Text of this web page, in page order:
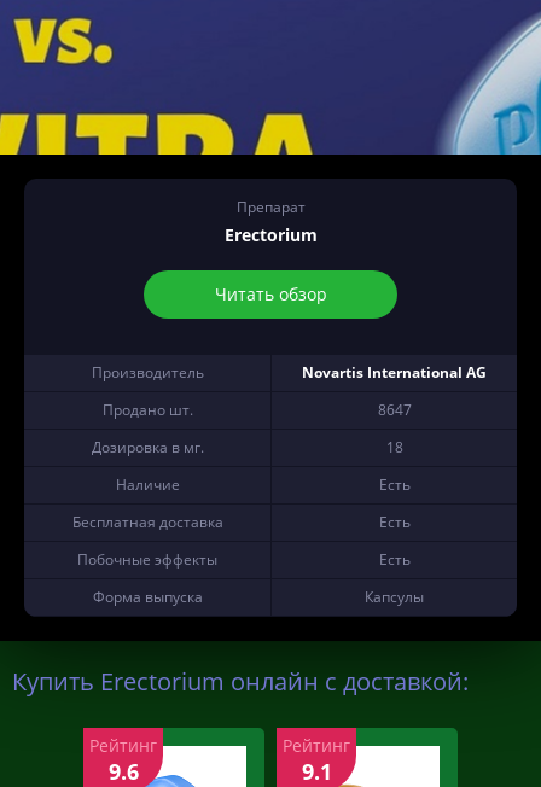
Препарат
Erectorium
Читать обзор
Производитель
Novartis International AG
Продано шт.
8647
Дозировка в мг.
18
Наличие
Есть
Бесплатная доставка
Есть
Побочные эффекты
Есть
Форма выпуска
Капсулы
Купить Erectorium онлайн с доставкой:
Рейтинг
9.6
Рейтинг
9.1